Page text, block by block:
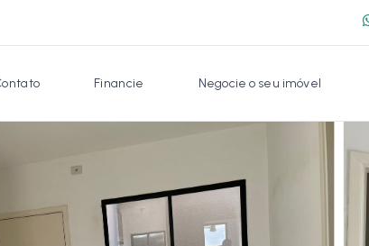
Financie Negocie o seu imóvel